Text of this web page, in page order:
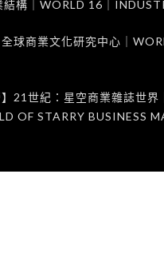
構｜WORLD 16｜
球商業文化研究中心｜
21世紀：星空商業雜誌世
OF STARRY BUSINESS